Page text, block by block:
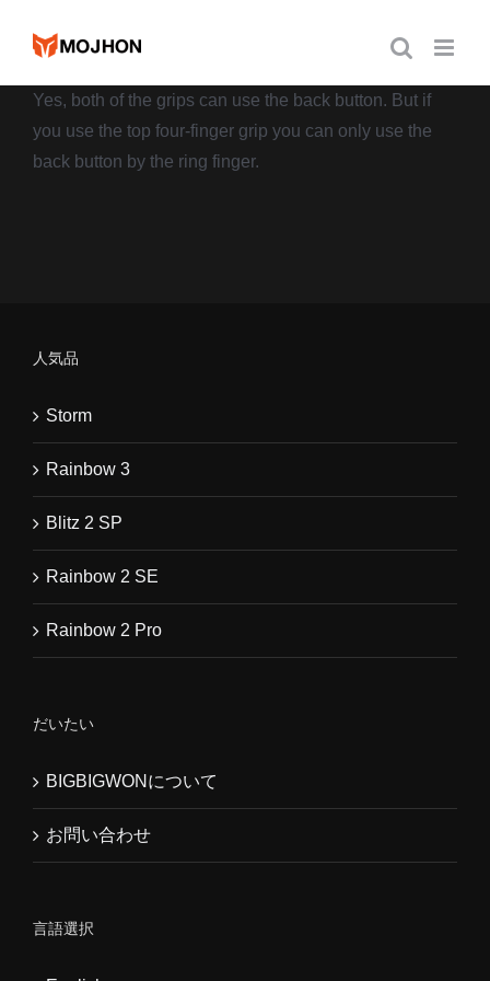
Yes, both of the grips can use the back button. But if
you use the top four-finger grip you can only use the
back button by the ring finger.
人気品
Storm
Rainbow 3
Blitz 2 SP
Rainbow 2 SE
Rainbow 2 Pro
だいたい
BIGBIGWONについて
お問い合わせ
言語選択